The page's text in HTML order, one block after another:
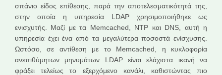
σπάνιο είδος επίθεσης, παρά την αποτελεσματικότητά της,
στην οποία η υπηρεσία LDAP χρησιμοποιήθηκε ως
ενισχυτής. Μαζί με τα Memcached, NTP και DNS, αυτή η
υπηρεσία έχει ένα από τα μεγαλύτερα ποσοστά ενίσχυσης.
Ωστόσο, σε αντίθεση με το Memcached, η κυκλοφορία
ανεπιθύμητων μηνυμάτων LDAP είναι ελάχιστα ικανή να
φράξει τελείως το εξερχόμενο κανάλι, καθιστώντας πιο